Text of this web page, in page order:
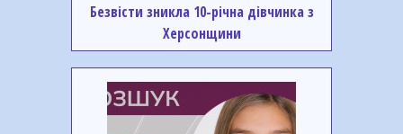
Безвісти зникла 10-річна дівчинка з
Херсонщини